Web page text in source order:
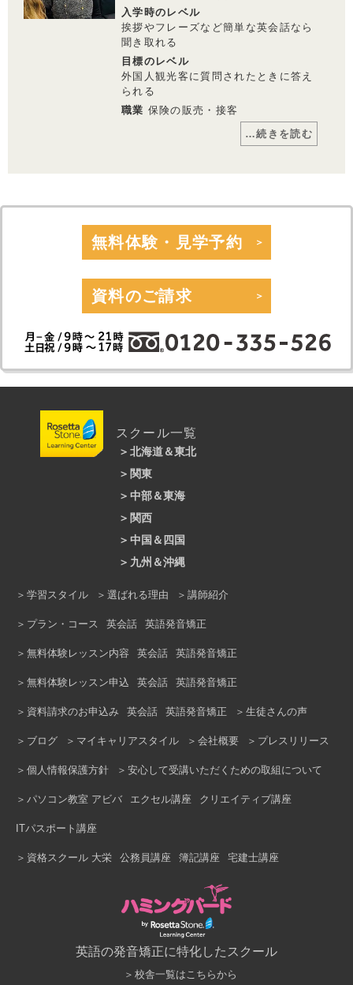
英会話講師からのメッセージ
最初の頃は質問の答えはいつも一つのパタ
ーンで答えていて、（How are you? と聞
かれ、いつも I' m fine, thank you. と答え
てしまう感じです。）中学英語程度からの
スタートでした。しかし、本人が何よりす
ごく前向きに、宿題、予習もきちんとこな
してくれています。レッスンではいつも自
分を表現しようと、できるだけ今までのレ
入学時のレベル
挨拶やフレーズなど簡単な英会話なら
聞き取れる
目標のレベル
外国人観光客に質問されたときに答え
られる
職業 保険の販売・接客
…続きを読む
です。英会話のマンツーマンレッスン料金
が他の大手の英会話スクールよりも安いの
が魅力です。いろんな国のネイティブ講師
のレッスンを受けられるので、リスニング
います。
入会当初は、挨拶など中学英語の最初の部
分はできており、なんとなく言われている
雰囲気は理解できるというレベルでした
を目指して成長されるのを楽しみにしてい
ますよ！頑張りましょう！
無料体験・見学予約
資料のご請求
スクール一覧
北海道＆東北
札幌大通校
関東
新宿本校 銀座本校
吉祥寺駅前校
上野校 錦糸町校
中部＆東海
静岡モディ校
マーサ21校｜岐阜市
関西
梅田本校 なんば校
あべのキューズモール校
三ノ宮校 西宮北口校
京都駅前校
中国＆四国
広島大手町校
松山校 高知校 徳島校
九州＆沖縄
学習スタイル 選ばれる理由 講師紹介
プラン・コース 英会話 英語発音矯正
無料体験レッスン内容 英会話 英語発音矯正
無料体験レッスン申込 英会話 英語発音矯正
資料請求のお申込み 英会話 英語発音矯正 生徒さんの声
ブログ マイキャリアスタイル 会社概要 プレスリリース
個人情報保護方針 安心して受講いただくための取組について
パソコン教室 アビバ エクセル講座 クリエイティブ講座
ITパスポート講座
資格スクール 大栄 公務員講座 簿記講座 宅建士講座
英語の発音矯正に特化したスクール
校舎一覧はこちらから